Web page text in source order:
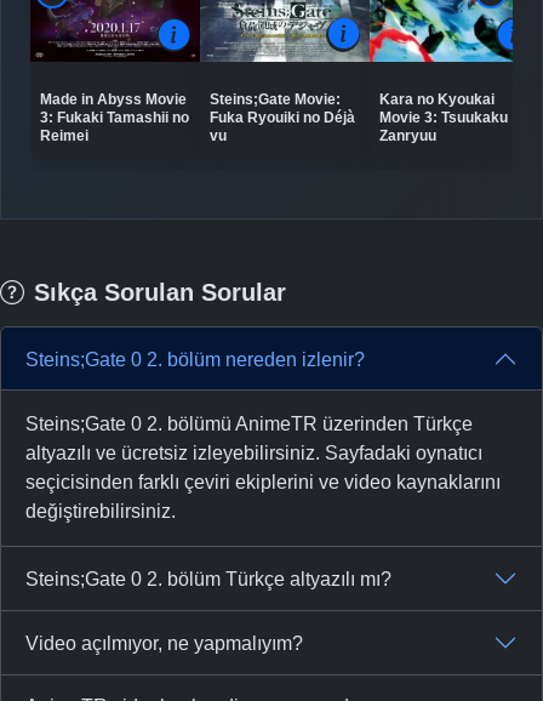
Made in Abyss Movie
3: Fukaki Tamashii no
Reimei
Steins;Gate Movie:
Fuka Ryouiki no Déjà
vu
Kara no Kyoukai
Movie 3: Tsuukaku
Zanryuu
Sıkça Sorulan Sorular
Steins;Gate 0 2. bölüm nereden izlenir?
Steins;Gate 0 2. bölümü AnimeTR üzerinden Türkçe
altyazılı ve ücretsiz izleyebilirsiniz. Sayfadaki oynatıcı
seçicisinden farklı çeviri ekiplerini ve video kaynaklarını
değiştirebilirsiniz.
Steins;Gate 0 2. bölüm Türkçe altyazılı mı?
Video açılmıyor, ne yapmalıyım?